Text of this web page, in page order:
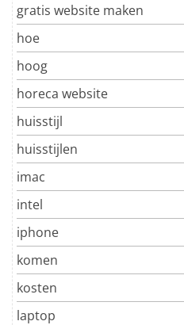
gratis website maken
hoe
hoog
horeca website
huisstijl
huisstijlen
imac
intel
iphone
komen
kosten
laptop